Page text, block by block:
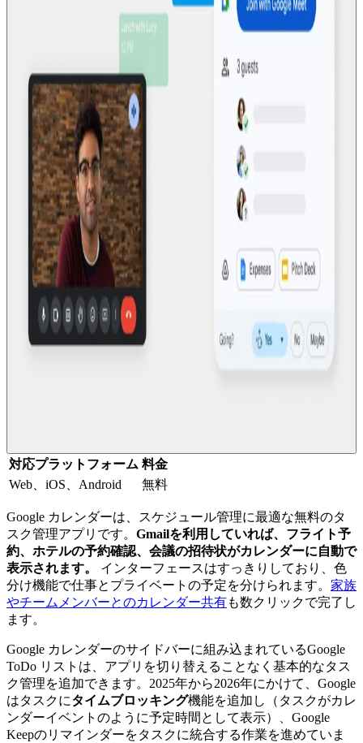
対応プラットフォーム 料金
Web、iOS、Android
無料
Google カレンダーは、スケジュール管理に最適な無料のタ
スク管理アプリです。 Gmailを利用していれば、フライト予
約、ホテルの予約確認、会議の招待状がカレンダーに自動で
表示されます。
インターフェースはすっきりしており、色
分け機能で仕事とプライベートの予定を分けられます。 家族
やチームメンバーとのカレンダー共有も数クリックで完了し
ます。
Google カレンダーのサイドバーに組み込まれているGoogle
ToDo リストは、アプリを切り替えることなく基本的なタス
ク管理を追加できます。2025年から2026年にかけて、Google
はタスクにタイムブロッキング機能を追加し（タスクがカレ
ンダーイベントのように予定時間として表示）、Google
Keepのリマインダーをタスクに統合する作業を進めていま